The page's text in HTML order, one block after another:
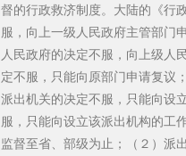
督的行政救济制度。大陆的《行
服，向上一级人民政府主管部门
人民政府的决定不服，向上级人
定不服，只能向原部门申请复议
派出机关的决定不服，只能向设
服，只能向设立该派出机构的工
监督至省、部级为止；（２）派